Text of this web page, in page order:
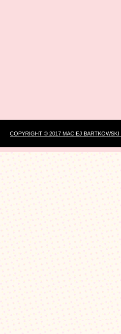
COPYRIGHT © 2017 MACIEJ BARTKOWSKI